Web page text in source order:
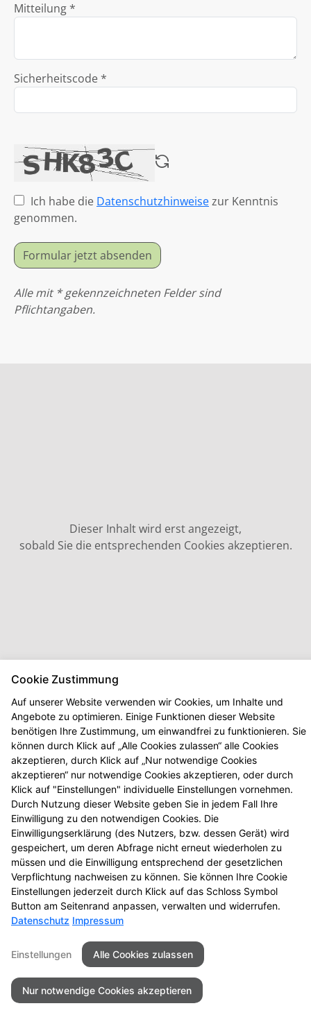
Mitteilung *
Sicherheitscode *
Ich habe die Datenschutzhinweisezur Kenntnis
genommen.
Formular jetzt absenden
Alle mit * gekennzeichneten Felder sind
Pflichtangaben.
Dieser Inhalt wird erst angezeigt,
sobald Sie die entsprechenden Cookies akzeptieren.
Seitenübersicht Kontakt
Impressum
Datenschutz
Barrierefreiheit
© 2026 Johannes Apotheke
Cookie Zustimmung
Auf unserer Website verwenden wir Cookies, um Inhalte und
Angebote zu optimieren. Einige Funktionen dieser Website
benötigen Ihre Zustimmung, um einwandfrei zu funktionieren. Sie
können durch Klick auf „Alle Cookies zulassen“ alle Cookies
akzeptieren, durch Klick auf „Nur notwendige Cookies
akzeptieren“ nur notwendige Cookies akzeptieren, oder durch
Klick auf "Einstellungen" individuelle Einstellungen vornehmen.
Durch Nutzung dieser Website geben Sie in jedem Fall Ihre
Einwilligung zu den notwendigen Cookies. Die
Einwilligungserklärung (des Nutzers, bzw. dessen Gerät) wird
gespeichert, um deren Abfrage nicht erneut wiederholen zu
müssen und die Einwilligung entsprechend der gesetzlichen
Verpflichtung nachweisen zu können. Sie können Ihre Cookie
Einstellungen jederzeit durch Klick auf das Schloss Symbol
Button am Seitenrand anpassen, verwalten und widerrufen.
Datenschutz Impressum
Einstellungen Alle Cookies zulassen
Nur notwendige Cookies akzeptieren